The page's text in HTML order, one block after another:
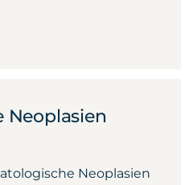
Neoplasien
Neoplasien